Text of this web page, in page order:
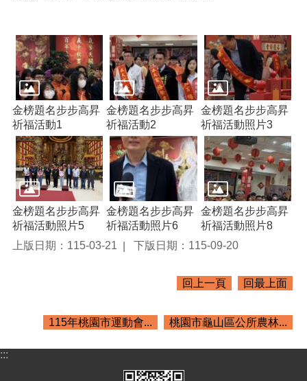
題
桃
園
市
政
府
隱
私
權
政
策
政
府
宣
金榜題名步步高昇
祈福活動1
金榜題名步步高昇
祈福活動2
金榜題名步步高昇
祈福活動照片3
金榜題名步步高昇
祈福活動照片5
金榜題名步步高昇
祈福活動照片6
金榜題名步步高昇
祈福活動照片8
上版日期：115-03-21
下版日期：115-09-20
回上一頁 回最上面
115年桃園市運動會... 桃園市龜山區公所農林...
:::